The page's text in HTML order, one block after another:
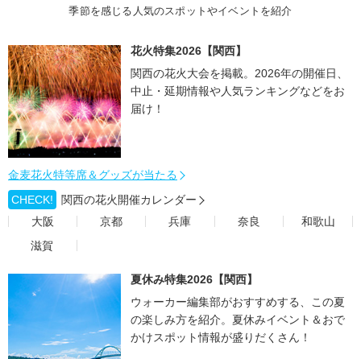
季節を感じる人気のスポットやイベントを紹介
花火特集2026【関西】
関西の花火大会を掲載。2026年の開催日、
中止・延期情報や人気ランキングなどをお
届け！
金麦花火特等席＆グッズが当たる
CHECK!
関西の花火開催カレンダー
大阪
京都 兵庫 奈良
和歌山
滋賀
夏休み特集2026【関西】
ウォーカー編集部がおすすめする、この夏
の楽しみ方を紹介。夏休みイベント＆おで
かけスポット情報が盛りだくさん！